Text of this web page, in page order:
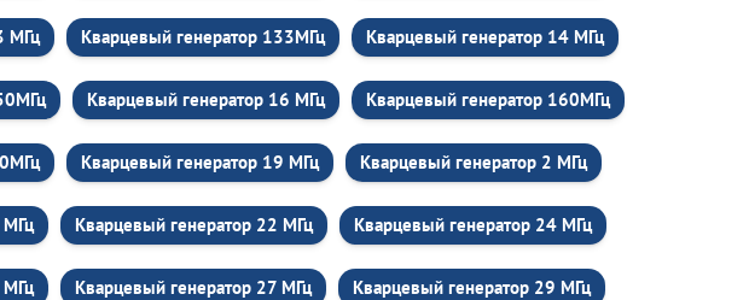
МГц Кварцевый генератор 133МГц Кварцевый генератор 14 МГц
Кварцевый генератор 16 МГц Кварцевый генератор 160МГц
Кварцевый генератор 19 МГц Кварцевый генератор 2 МГц
МГц Кварцевый генератор 22 МГц Кварцевый генератор 24 МГц
МГц Кварцевый генератор 27 МГц Кварцевый генератор 29 МГц